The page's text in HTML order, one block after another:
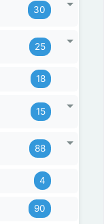
30
25
18
15
88
4
90